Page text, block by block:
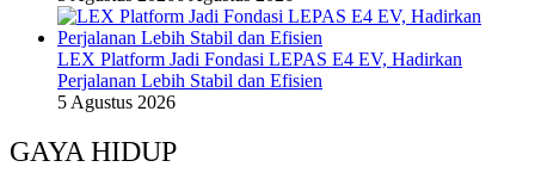
LEX Platform Jadi Fondasi LEPAS E4 EV, Hadirkan
Perjalanan Lebih Stabil dan Efisien
5 Agustus 2026
GAYA HIDUP